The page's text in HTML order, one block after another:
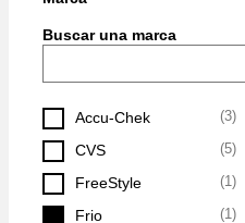
Buscar una marca
Accu-Chek (3)
CVS (5)
FreeStyle (1)
Frio (1)